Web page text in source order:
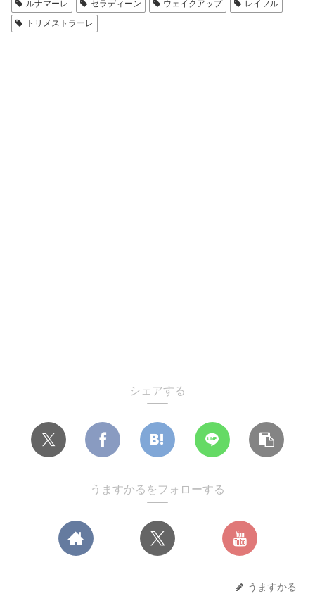
ルナマーレ セラディーン ウェイクアップ
レイフル
トリメストラーレ
シェアする
うますかるをフォローする
うますかる